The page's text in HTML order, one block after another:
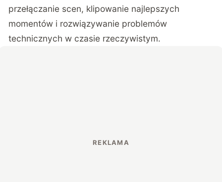
przełączanie scen, klipowanie najlepszych
momentów i rozwiązywanie problemów
technicznych w czasie rzeczywistym.